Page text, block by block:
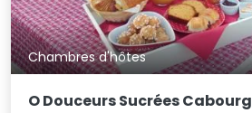
Chambres d'hôtes
O Douceurs Sucrées Cabourg